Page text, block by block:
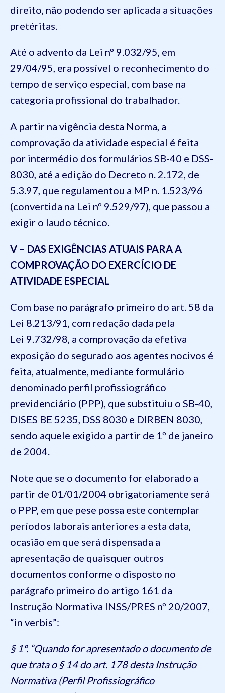
direito, não podendo ser aplicada a situações
pretéritas.
Até o advento da Lei nº 9.032/95, em
29/04/95, era possível o reconhecimento do
tempo de serviço especial, com base na
categoria profissional do trabalhador.
A partir na vigência desta Norma, a
comprovação da atividade especial é feita
por intermédio dos formulários SB-40 e DSS-
8030, até a edição do Decreto n. 2.172, de
5.3.97, que regulamentou a MP n. 1.523/96
(convertida na Lei nº 9.529/97), que passou a
exigir o laudo técnico.
V – DAS EXIGÊNCIAS ATUAIS PARA A
COMPROVAÇÃO DO EXERCÍCIO DE
ATIVIDADE ESPECIAL
Com base no parágrafo primeiro do art. 58 da
Lei 8.213/91, com redação dada pela
Lei 9.732/98, a comprovação da efetiva
exposição do segurado aos agentes nocivos é
feita, atualmente, mediante formulário
denominado perfil profissiográfico
previdenciário (PPP), que substituiu o SB-40,
DISES BE 5235, DSS 8030 e DIRBEN 8030,
sendo aquele exigido a partir de 1º de janeiro
de 2004.
Note que se o documento for elaborado a
partir de 01/01/2004 obrigatoriamente será
o PPP, em que pese possa este contemplar
períodos laborais anteriores a esta data,
ocasião em que será dispensada a
apresentação de quaisquer outros
documentos conforme o disposto no
parágrafo primeiro do artigo 161 da
Instrução Normativa INSS/PRES nº 20/2007,
“in verbis”:
§ 1º. “Quando for apresentado o documento de
que trata o § 14 do art. 178 desta Instrução
Normativa (Perfil Profissiográfico